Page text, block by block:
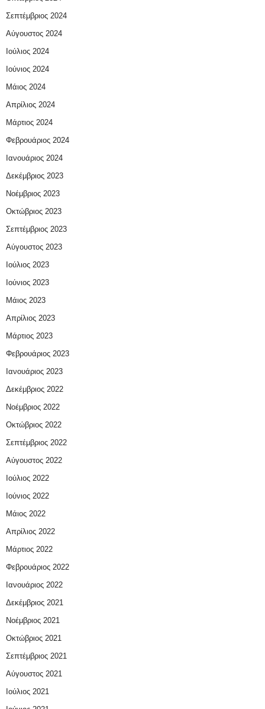
Σεπτέμβριος 2024
Αύγουστος 2024
Ιούλιος 2024
Ιούνιος 2024
Μάιος 2024
Απρίλιος 2024
Μάρτιος 2024
Φεβρουάριος 2024
Ιανουάριος 2024
Δεκέμβριος 2023
Νοέμβριος 2023
Οκτώβριος 2023
Σεπτέμβριος 2023
Αύγουστος 2023
Ιούλιος 2023
Ιούνιος 2023
Μάιος 2023
Απρίλιος 2023
Μάρτιος 2023
Φεβρουάριος 2023
Ιανουάριος 2023
Δεκέμβριος 2022
Νοέμβριος 2022
Οκτώβριος 2022
Σεπτέμβριος 2022
Αύγουστος 2022
Ιούλιος 2022
Ιούνιος 2022
Μάιος 2022
Απρίλιος 2022
Μάρτιος 2022
Φεβρουάριος 2022
Ιανουάριος 2022
Δεκέμβριος 2021
Νοέμβριος 2021
Οκτώβριος 2021
Σεπτέμβριος 2021
Αύγουστος 2021
Ιούλιος 2021